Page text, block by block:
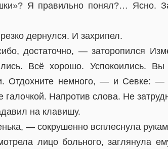
Я правильно понял?… Ясно.
дернулся. И захрипел.
достаточно, — заторопился
Всё хорошо. Успокоились.
Отдохните немного, — и Севке: —
галочкой. Напротив слова. Не
на клавишу.
— сокрушенно всплеснула
лицо больного, заглянула